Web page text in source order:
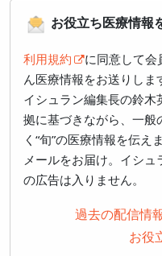
お役立ち医療情報
利用規約
に同意して会
ん医療情報をお送りしま
イシュラン編集長の鈴
拠に基づきながら、一般
く“旬”の医療情報を伝
メールをお届け。イシ
の広告は入りません。
過去の配信情
お役